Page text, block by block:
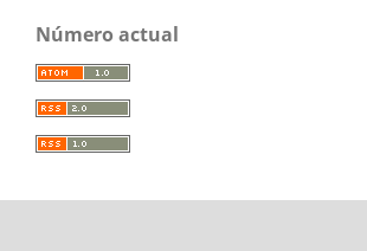
Número actual